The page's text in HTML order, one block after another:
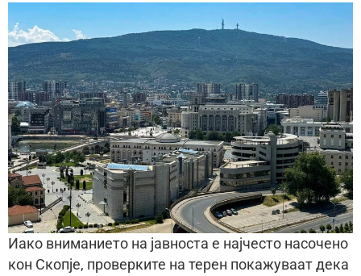
Иако вниманието на јавноста е најчесто насочено
кон Скопје, проверките на терен покажуваат дека